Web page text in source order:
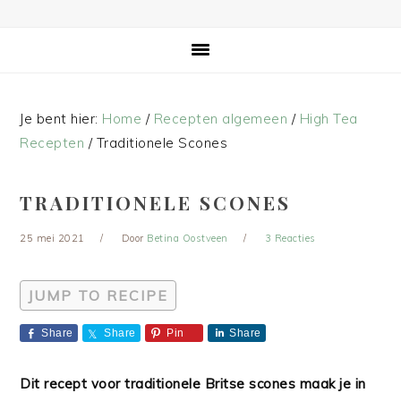
Je bent hier: Home / Recepten algemeen / High Tea
Recepten /Traditionele Scones
TRADITIONELE SCONES
25 mei 2021 Door Betina Oostveen 3 Reacties
JUMP TO RECIPE
Share Share Pin Share
Dit recept voor traditionele Britse scones maak je in